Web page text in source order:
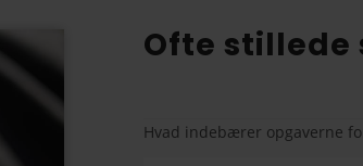
Ofte stillede
Hvad indebærer opgaverne